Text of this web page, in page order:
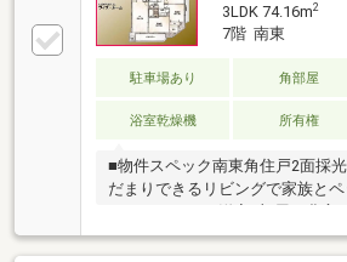
3LDK 74.16m2
7階 南東
駐車場あり 角部屋
浴室乾燥機 所有権
■物件スペック南東角住戸2面採
だまりできるリビングで家族と
が自分の居場所を作れる広さで
三河島」駅徒歩2分日暮里まで1